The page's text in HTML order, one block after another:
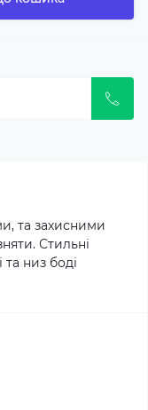
та захисними
Стильні
низ боді